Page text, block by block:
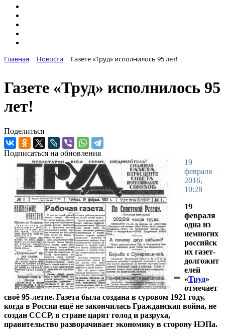
Главная Новости Газете «Труд» исполнилось 95 лет!
Газете «Труд» исполнилось 95
лет!
Поделиться
Подписаться на обновления
19
февраля
2016,
10:28
19
февраля
одна из
немногих
российск
их газет-
долгожит
елей
«Труд»
отмечает
своё 95-летие. Газета была создана в суровом 1921 году,
когда в России ещё не закончилась Гражданская война, не
создан СССР, в стране царят голод и разруха,
правительство разворачивает экономику в сторону НЭПа.